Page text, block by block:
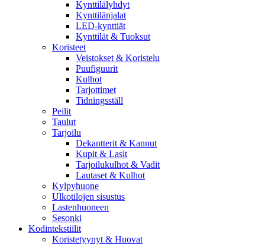
Kynttilälyhdyt
Kynttilänjalat
LED-kynttiät
Kynttilät & Tuoksut
Koristeet
Veistokset & Koristelu
Puufiguurit
Kulhot
Tarjottimet
Tidningsställ
Peilit
Taulut
Tarjoilu
Dekantterit & Kannut
Kupit & Lasit
Tarjoilukulhot & Vadit
Lautaset & Kulhot
Kylpyhuone
Ulkotilojen sisustus
Lastenhuoneen
Sesonki
Kodintekstiilit
Koristetyynyt & Huovat